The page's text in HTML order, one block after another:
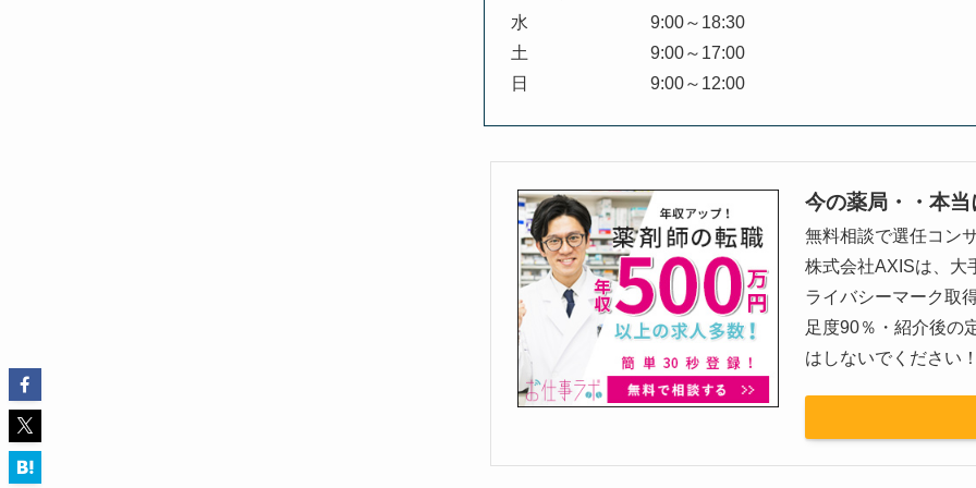
水 9:00～18:30
土 9:00～17:00
日 9:00～12:00
今の薬局・・本
無料相談で選任コン
株式会社AXISは、大
ライバシーマーク取
足度90％・紹介後の
はしないでください